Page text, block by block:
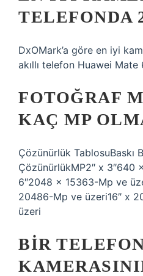
TELEFONDA
DxOMark’a göre en iyi
akıllı telefon Huawei
FOTOĞRAF
KAÇ MP
Çözünürlük TablosuBaskı
ÇözünürlükMP2″ x 3″640
6″2048 x 15363-Mp ve
20486-Mp ve üzeri16″ x
üzeri
BIR